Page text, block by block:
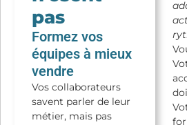
pas
Formez vos
équipes à mieux
vendre
Vos collaborateurs
savent parler de leur
métier, mais pas